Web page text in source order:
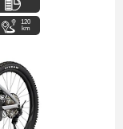
120
km